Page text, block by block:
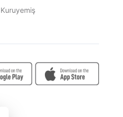
Kuruyemiş